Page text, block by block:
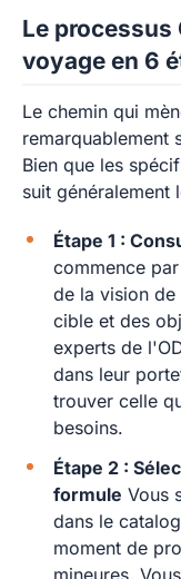
Le processus
voyage en 6
Le chemin qui
remarquablement
Bien que les
suit généralement
Étape 1 :
commence
de la vision
cible et des
experts de
dans leur
trouver celle
besoins.
Étape 2 :
formule Vous
dans le
moment de
mineures.